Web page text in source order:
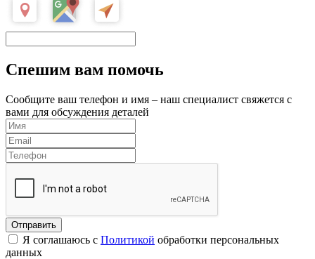
Спешим вам помочь
Сообщите ваш телефон и имя – наш специалист свяжется с
вами для обсуждения деталей
Я соглашаюсь с Политикой обработки персональных
данных